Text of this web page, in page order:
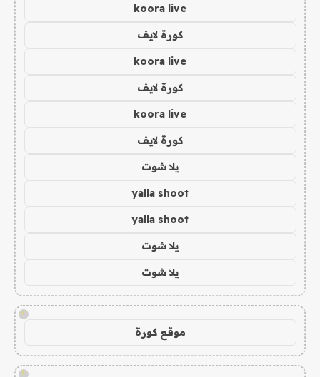
koora live
كورة لايف
koora live
كورة لايف
koora live
كورة لايف
يلا شوت
yalla shoot
yalla shoot
يلا شوت
يلا شوت
!
موقع كورة
!